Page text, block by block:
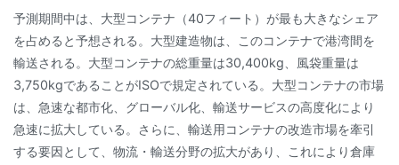
予測期間中は、大型コンテナ（40フィート）が最も大きなシェア
を占めると予想される。大型建造物は、このコンテナで港湾間を
輸送される。大型コンテナの総重量は30,400kg、風袋重量は
3,750kgであることがISOで規定されている。大型コンテナの市場
は、急速な都市化、グローバル化、輸送サービスの高度化により
急速に拡大している。さらに、輸送用コンテナの改造市場を牽引
する要因として、物流・輸送分野の拡大があり、これにより倉庫